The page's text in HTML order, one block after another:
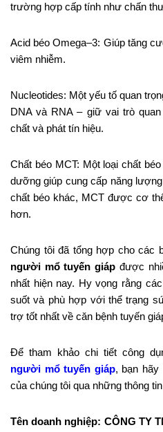
trường hợp cấp tính như chấn
Acid béo Omega–3: Giúp tăng
viêm nhiễm.
Nucleotides: Một yếu tố quan
DNA và RNA – giữ vai trò
chất và phát tín hiệu.
Chất béo MCT: Một loại chất
dưỡng giúp cung cấp năng
chất béo khác, MCT được cơ
hơn.
Chúng tôi đã tổng hợp cho các
người mổ tuyến giáp được
nhất hiện nay. Hy vọng rằng
suốt và phù hợp với thể trạng
trợ tốt nhất về căn bệnh tuyến
Để tham khảo chi tiết công
người mổ tuyến giáp, bạn hãy
của chúng tôi qua những thông
Tên doanh nghiệp: CÔNG TY